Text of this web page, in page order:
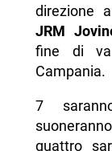
direzione
JRM
fine di
Campania.
7
quattro